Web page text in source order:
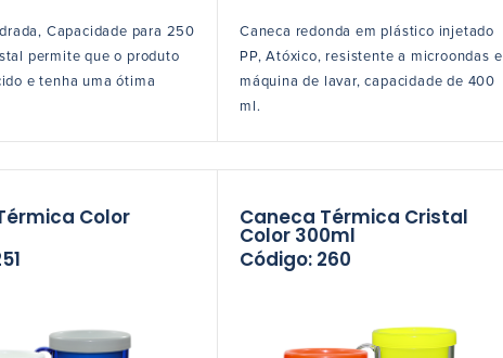
Capacidade para 250
permite que o produto
e tenha uma ótima
Caneca redonda em plástico injetado
PP, Atóxico, resistente a microondas e
máquina de lavar, capacidade de 400
ml.
Color Caneca Térmica Cristal
Color 300ml
Código: 260